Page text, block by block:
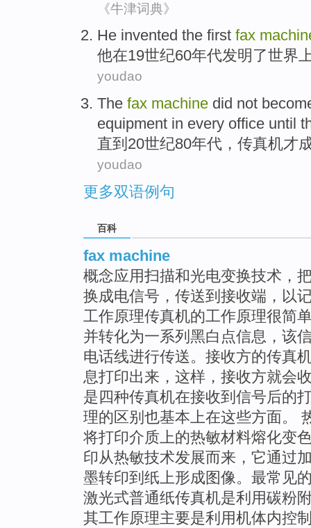
《牛津词典》
He invented the first fax
他在19世纪60年代发明了世界
youdao
The fax machine did not
equipment in every office until
直到20世纪80年代，传真机才
youdao
更多双语例句
百科
fax machine
概念应用扫描和光电变换技术，
换成电信号，传送到接收端，以
工作原理传真机的工作原理很简
并转化为一系列黑白点信息，该
电话线进行传送。接收方的传真
息打印出来，这样，接收方就会
是四种传真机在接收到信号后的
理的区别也基本上在这些方面。
将打印介质上的热敏材料熔化变
印从热敏技术发展而来，它通过
墨转印到纸上形成图像。最常见
激光式普通纸传真机是利用碳粉
其工作原理主要是利用机体内控